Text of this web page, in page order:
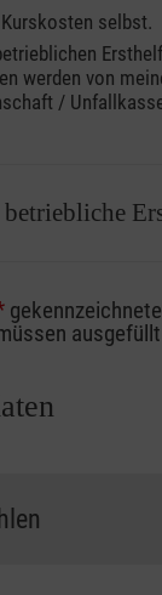
selbst.
werden von
/
/
der
Formulare